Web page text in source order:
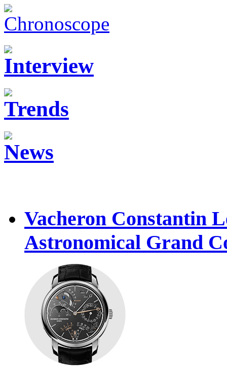
Vacheron Constantin
Astronomical Grand